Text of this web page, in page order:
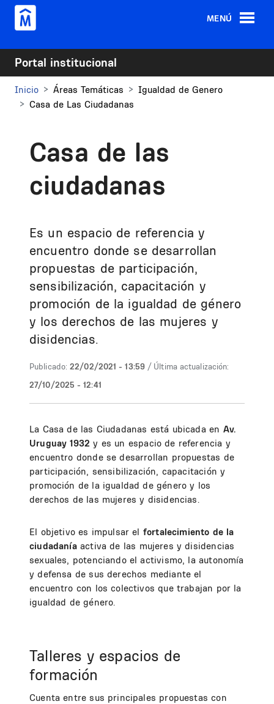
Pasar al contenido principal
MENÚ
Portal institucional
Inicio Áreas Temáticas
Igualdad de Genero
Casa de Las Ciudadanas
Casa de las
ciudadanas
Es un espacio de referencia y
encuentro donde se desarrollan
propuestas de participación,
sensibilización, capacitación y
promoción de la igualdad de género
y los derechos de las mujeres y
disidencias.
Publicado: 22/02/2021 - 13:59 / Última actualización:
27/10/2025 - 12:41
La Casa de las Ciudadanas está ubicada en Av.
Uruguay 1932 y es un espacio de referencia y
encuentro donde se desarrollan propuestas de
participación, sensibilización, capacitación y
promoción de la igualdad de género y los
derechos de las mujeres y disidencias.
El objetivo es impulsar el fortalecimiento de la
ciudadaníaactiva de las mujeres y disidencias
sexuales, potenciando el activismo, la autonomía
y defensa de sus derechos mediante el
encuentro con los colectivos que trabajan por la
igualdad de género.
Talleres y espacios de
formación
Cuenta entre sus principales propuestas con